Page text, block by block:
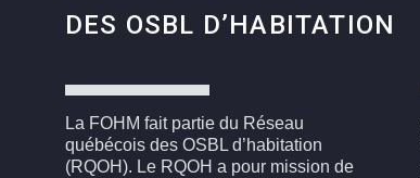
DES OSBL D’HABITATION
La FOHM fait partie du Réseau
québécois des OSBL d’habitation
(RQOH). Le RQOH a pour mission de